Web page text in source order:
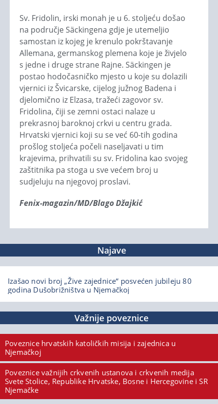
Sv. Fridolin, irski monah je u 6. stoljeću došao
na područje Säckingena gdje je utemeljio
samostan iz kojeg je krenulo pokrštavanje
Allemana, germanskog plemena koje je živjelo
s jedne i druge strane Rajne. Säckingen je
postao hodočasničko mjesto u koje su dolazili
vjernici iz Švicarske, cijelog južnog Badena i
djelomično iz Elzasa, tražeći zagovor sv.
Fridolina, čiji se zemni ostaci nalaze u
prekrasnoj baroknoj crkvi u centru grada.
Hrvatski vjernici koji su se već 60-tih godina
prošlog stoljeća počeli naseljavati u tim
krajevima, prihvatili su sv. Fridolina kao svojeg
zaštitnika pa stoga u sve većem broj u
sudjeluju na njegovoj proslavi.
Fenix-magazin/MD/Blago Džajkić
Najave
Izašao novi broj „Žive zajednice“ posvećen jubileju 80
godina Dušobrižništva u Njemačkoj
Važnije poveznice
Poveznice hrvatskih katoličkih misija i zajednica u
Njemačkoj
Poveznice važnijih crkvenih ustanova i crkvenih medija
Svete Stolice, Republike Hrvatske, Bosne i Hercegovine i SR
Njemačke